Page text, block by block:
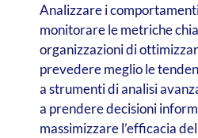
Analizzare i
monitorare le metriche
organizzazioni di
prevedere meglio le
a strumenti di analisi
a prendere decisioni
massimizzare l’efficacia